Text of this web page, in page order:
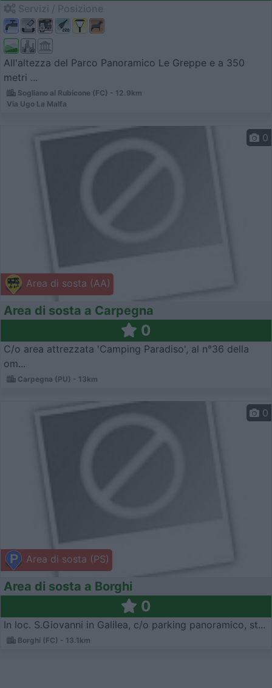
All'altezza del Parco Panoramico Le Greppe e a 350
metri ...
Sogliano al Rubicone (FC) - 12.9km
Via Ugo La Malfa
Area di sosta (AA)
0
Area di sosta a Carpegna
0
C/o area attrezzata 'Camping Paradiso', al n°36 della
om...
Carpegna (PU) - 13km
Area di sosta (PS)
0
Area di sosta a Borghi
0
In loc. S.Giovanni in Galilea, c/o parking panoramico, st...
Borghi (FC) - 13.1km